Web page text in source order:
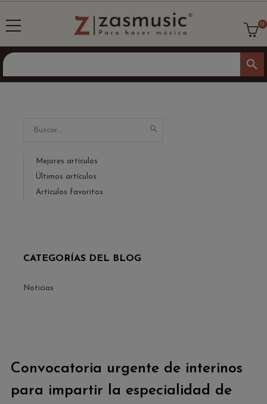
search
0

Mejores artículos
Últimos artículos
Artículos favoritos
CATEGORÍAS DEL BLOG
Noticias
Convocatoria urgente de interinos
para impartir la especialidad de